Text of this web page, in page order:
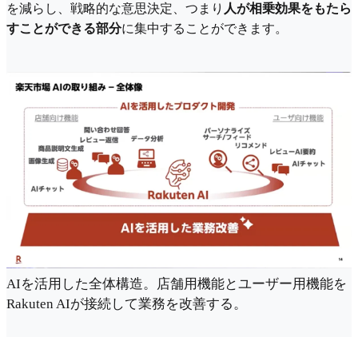
を減らし、戦略的な意思決定、つまり 人が相乗効果をもたら
すことができる部分に集中することができます。
AIを活用した全体構造。店舗用機能とユーザー用機能を
Rakuten AIが接続して業務を改善する。